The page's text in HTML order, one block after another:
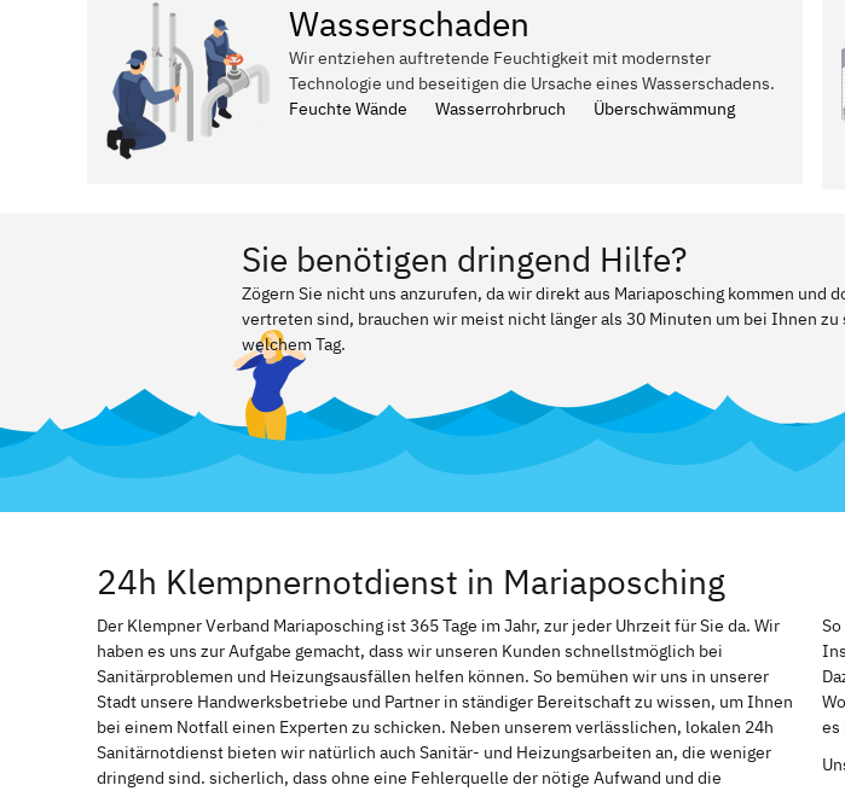
Wasserschaden
Wir entziehen auftretende Feuchtigkeit mit modernster
Technologie und beseitigen die Ursache eines Wasserschadens.
Feuchte Wände
Wasserrohrbruch Überschwämmung
Sie benötigen dringend Hilfe?
Zögern Sie nicht uns anzurufen, da wir direkt aus Mariaposching kommen und
vertreten sind, brauchen wir meist nicht länger als 30 Minuten um bei Ihnen zu
welchem Tag.
24h Klempnernotdienst in Mariaposching
Der Klempner Verband Mariaposching ist 365 Tage im Jahr, zur jeder Uhrzeit für Sie da. Wir
haben es uns zur Aufgabe gemacht, dass wir unseren Kunden schnellstmöglich bei
Sanitärproblemen und Heizungsausfällen helfen können. So bemühen wir uns in unserer
Stadt unsere Handwerksbetriebe und Partner in ständiger Bereitschaft zu wissen, um Ihnen
bei einem Notfall einen Experten zu schicken. Neben unserem verlässlichen, lokalen 24h
Sanitärnotdienst bieten wir natürlich auch Sanitär- und Heizungsarbeiten an, die weniger
dringend sind. sicherlich, dass ohne eine Fehlerquelle der nötige Aufwand und die
es